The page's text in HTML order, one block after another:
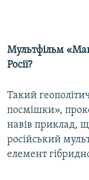
Мультфільм
Росії?
Такий
посмішки»,
навів приклад,
російський
елемент